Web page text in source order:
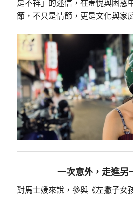
是不祥」的迷信，在羞愧與困惑
節，不只是情節，更是文化與家
一次意外，走進另
對馬士媛來說，參與《左撇子女